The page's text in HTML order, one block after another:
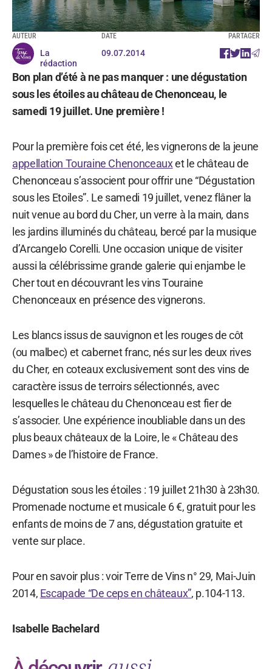
AUTEUR
La
rédaction
DATE
09.07.2014
PARTAGER
Bon plan d’été à ne pas manquer : une dégustation
sous les étoiles au château de Chenonceau, le
samedi 19 juillet. Une première !
Pour la première fois cet été, les vignerons de la jeune
appellation Touraine Chenonceauxet le château de
Chenonceau s’associent pour offrir une “Dégustation
sous les Etoiles”. Le samedi 19 juillet, venez flâner la
nuit venue au bord du Cher, un verre à la main, dans
les jardins illuminés du château, bercé par la musique
d’Arcangelo Corelli. Une occasion unique de visiter
aussi la célébrissime grande galerie qui enjambe le
Cher tout en découvrant les vins Touraine
Chenonceaux en présence des vignerons.
Les blancs issus de sauvignon et les rouges de côt
(ou malbec) et cabernet franc, nés sur les deux rives
du Cher, en coteaux exclusivement sont des vins de
caractère issus de terroirs sélectionnés, avec
lesquelles le château du Chenonceau est fier de
s’associer. Une expérience inoubliable dans un des
plus beaux châteaux de la Loire, le « Château des
Dames » de l’histoire de France.
Dégustation sous les étoiles : 19 juillet 21h30 à 23h30.
Promenade nocturne et musicale 6 €, gratuit pour les
enfants de moins de 7 ans, dégustation gratuite et
vente sur place.
Pour en savoir plus : voir Terre de Vins n° 29, Mai-Juin
2014, Escapade “De ceps en châteaux”, p.104-113.
Isabelle Bachelard